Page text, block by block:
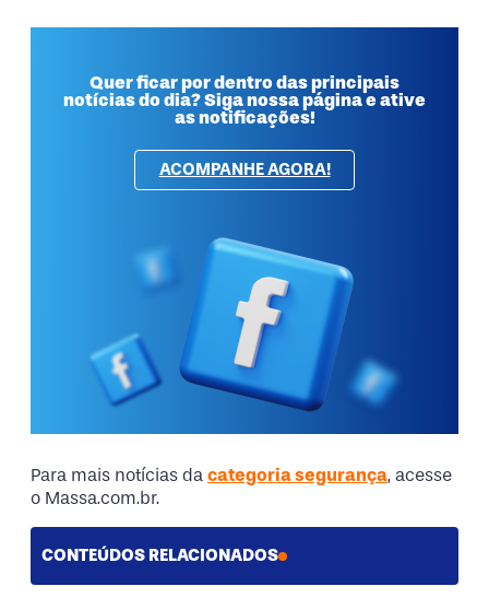
Quer ficar por dentro das principais
notícias do dia? Siga nossa página e ative
as notificações!
ACOMPANHE AGORA!
Para mais notícias da categoria segurança, acesse
o Massa.com.br.
CONTEÚDOS RELACIONADOS